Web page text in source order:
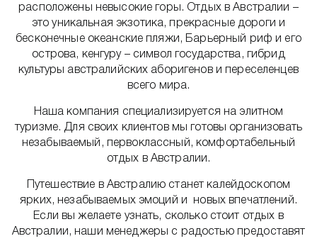
расположены невысокие горы. Отдых в Австралии –
это уникальная экзотика, прекрасные дороги и
бесконечные океанские пляжи, Барьерный риф и его
острова, кенгуру – символ государства, гибрид
культуры австралийских аборигенов и переселенцев
всего мира.
Наша компания специализируется на элитном
туризме. Для своих клиентов мы готовы организовать
незабываемый, первоклассный, комфортабельный
отдых в Австралии.
Путешествие в Австралию станет калейдоскопом
ярких, незабываемых эмоций и новых впечатлений.
Если вы желаете узнать, сколько стоит отдых в
Австралии, наши менеджеры с радостью предоставят